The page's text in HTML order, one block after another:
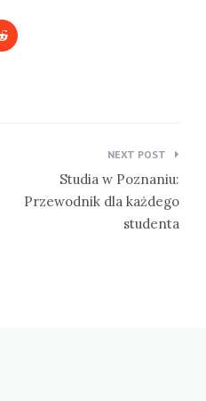
NEXT POST
Studia w Poznaniu:
Przewodnik dla każdego
studenta